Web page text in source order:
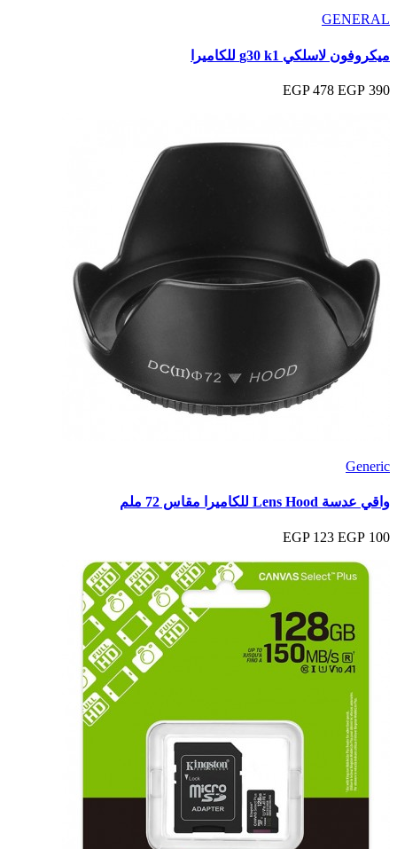
GENERAL
ميكروفون لاسلكي g30 k1 للكاميرا
390 EGP
478 EGP
Generic
واقي عدسة Lens Hood للكاميرا مقاس 72 ملم
100 EGP
123 EGP